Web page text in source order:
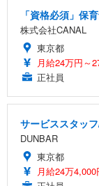
「資格必須」保
株式会社CANAL
東京都
月給24万円～
正社員
サービススタッ
DUNBAR
東京都
月給24万4,000